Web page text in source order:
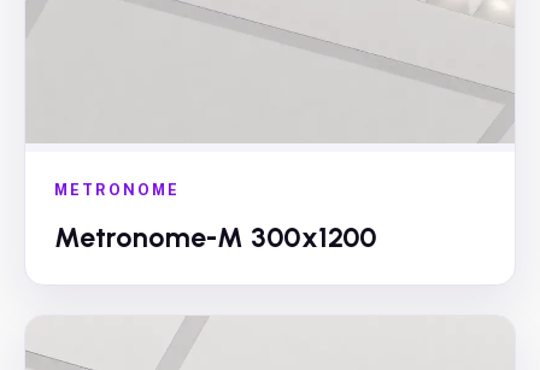
METRONOME
Metronome-M 300x1200